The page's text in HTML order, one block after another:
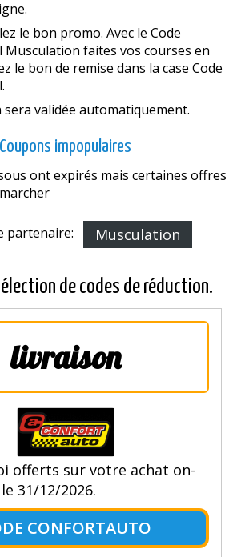
le bon promo. Avec le Code
faites vos courses en
le bon de remise dans la case Code
validée automatiquement.
Coupons impopulaires
ont expirés mais certaines offres
partenaire: Musculation
de codes de réduction.
livraison
offerts sur votre achat on-
31/12/2026.
CONFORTAUTO